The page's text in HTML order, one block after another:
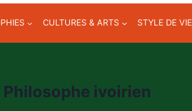
CULTURES & ARTS STYLE DE VIE
Philosophe ivoirien